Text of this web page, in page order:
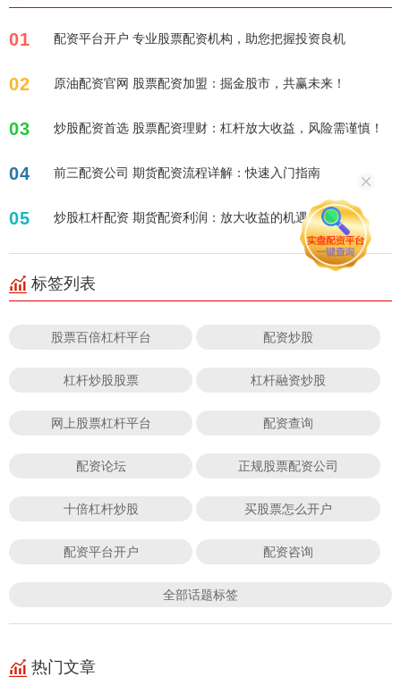
01 配资平台开户 专业股票配资机构，助您把握投资良机
02 原油配资官网 股票配资加盟：掘金股市，共赢未来！
03 炒股配资首选 股票配资理财：杠杆放大收益，风险需谨慎！
04 前三配资公司 期货配资流程详解：快速入门指南
05 炒股杠杆配资 期货配资利润：放大收益的机遇与风险
标签列表
股票百倍杠杆平台 配资炒股
杠杆炒股股票 杠杆融资炒股
网上股票杠杆平台 配资查询
配资论坛 正规股票配资公司
十倍杠杆炒股 买股票怎么开户
配资平台开户 配资咨询
全部话题标签
热门文章